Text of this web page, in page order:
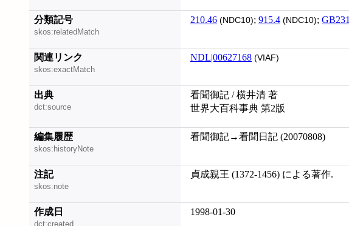
分類記号
skos:relatedMatch
210.46 (NDC10); 915.4 (NDC10); GB231
関連リンク
skos:exactMatch
NDL|00627168 (VIAF)
出典
dct:source
看聞御記 / 横井清 著
世界大百科事典 第2版
編集履歴
skos:historyNote
看聞御記→看聞日記 (20070808)
注記
skos:note
貞成親王 (1372-1456) による著作.
作成日
dct:created
1998-01-30